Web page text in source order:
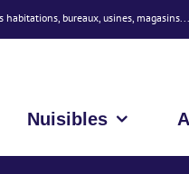
bureaux, usines, magasins...
Nuisibles